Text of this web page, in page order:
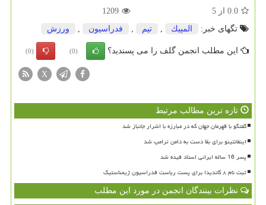
0.0 از 5
1209
تگهای خبر:
المپیك تیم فدراسیون ورزش
این مطلب انجمن گلف را می پسندید؟ (0)
(0)
X
تازه ترین مطالب مرتبط
گفتگو با قهرمان جهان که در مبارزه با اشرار جانباز شد
اینفانتینو برای بقا دست به دامن ترامپ شد
پسر 16 ساله ایرانی استاد فیده شد
ثبت نام ۸ کاندیدا برای پست ریاست فدراسیون ژیمناستیک
نظرات بینندگان انجمن در مورد این مطلب